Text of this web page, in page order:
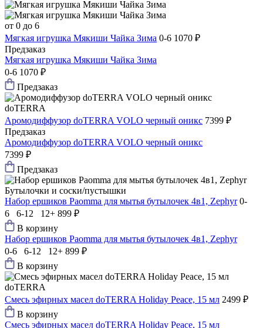
от 0 до 6
Мягкая игрушка Мякиши Чайка Зима 0-6 1070 ₽
Предзаказ
Мягкая игрушка Мякиши Чайка Зима
0-6 1070 ₽
Предзаказ
doTERRA
Аромодиффузор doTERRA VOLO черный оникс 7399 ₽
Предзаказ
Аромодиффузор doTERRA VOLO черный оникс
7399 ₽
Предзаказ
Бутылочки и соски/пустышки
Набор ершиков Paomma для мытья бутылочек 4в1, Zephyr 0-
6 6-12 12+ 899 ₽
В корзину
Набор ершиков Paomma для мытья бутылочек 4в1, Zephyr
0-6 6-12 12+ 899 ₽
В корзину
doTERRA
Смесь эфирных масел doTERRA Holiday Peace, 15 мл 2499 ₽
В корзину
Смесь эфирных масел doTERRA Holiday Peace, 15 мл